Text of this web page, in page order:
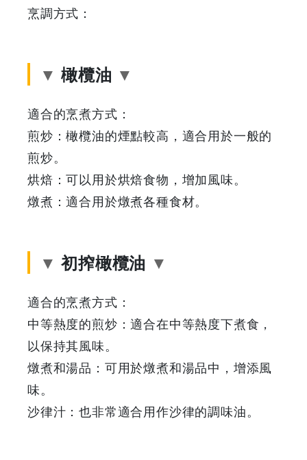
烹調方式：
橄欖油
適合的烹煮方式：
煎炒：橄欖油的煙點較高，適合用於一般的
煎炒。
烘焙：可以用於烘焙食物，增加風味。
燉煮：適合用於燉煮各種食材。
初搾橄欖油
適合的烹煮方式：
中等熱度的煎炒：適合在中等熱度下煮食，
以保持其風味。
燉煮和湯品：可用於燉煮和湯品中，增添風
味。
沙律汁：也非常適合用作沙律的調味油。